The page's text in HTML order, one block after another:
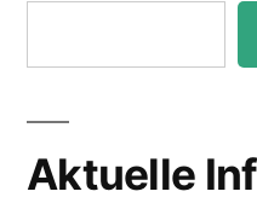
Aktuelle